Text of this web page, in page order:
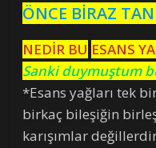
ÖNCE BİRAZ
NEDİR BU ESANS
Sanki duymuştum
*Esans yağları tek
birkaç bileşiğin
karışımlar